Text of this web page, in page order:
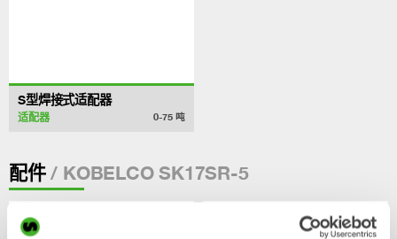
S型焊接式适配器
适配器 0-75 吨
配件/ KOBELCO SK17SR-5